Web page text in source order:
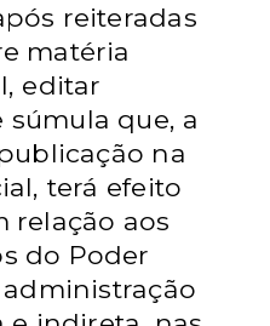
reiteradas
matéria
editar
que, a
na
terá efeito
relação aos
do Poder